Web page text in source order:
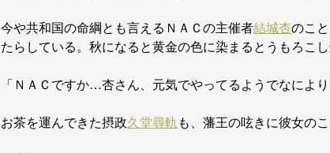
今や共和国の命綱とも言えるＮＡＣの主催者結城杏のこ
たらしている。秋になると黄金の色に染まるとうもろこ
「ＮＡＣですか…杏さん、元気でやってるようでなにより
お茶を運んできた摂政久堂尋軌 も、藩王の呟きに彼女の